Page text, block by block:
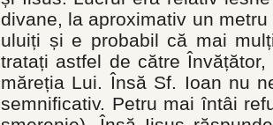
divane, la aproximativ un
uluiți și e probabil că mai
tratați astfel de către
măreția Lui. Însă Sf. Ioan nu
semnificativ. Petru mai întâi